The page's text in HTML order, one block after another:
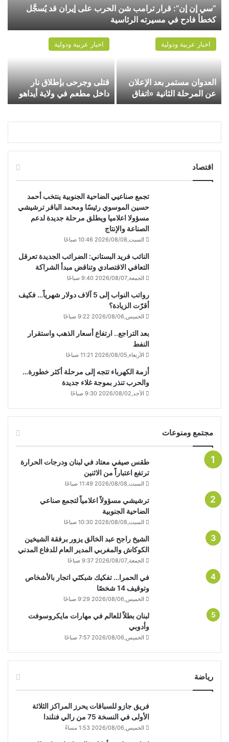
“سي إن إن”: قرار ترامب شن الحرب على إيران قد يُسجَّل
كخطأ فادح في مسيرته الرئاسية
اخبار عربية ودولية
العدوان مستمر بعد الإعلان
عن المرحلة الثانية «اتفاق
غزة»
اخبار عربية ودولية
قتلى وجرحى بإطلاق نار
داخل مطعم في ولاية أيداهو
الأميركية
اقتصاد
تجمع صناعيي الضاحية الجنوبية ينتخب أحمد
حسين الموسوي رئيسًا ومحمد الباقر ترشيشي
مسؤولا اعلاميا ويطلق مرحلة جديدة لدعم
الصناعة والإنتاج
السبت,2026/08/08 10:46 صباحًا
النائب فريد البستاني: الضرائب الجديدة تعرقل
التعافي الاقتصادي وتناقض مبدأ الشراكة
الجمعة,2026/08/07 9:40 صباحًا
رواتب النواب إلى 5 آلاف دولار شهرياً… فكيف
أقرّت الزيادة؟
الخميس,2026/08/06 9:22 صباحًا
بعد التراجع.. ارتفاع أسعار الذهب واستقرار
النفط
الأربعاء,2026/08/05 11:21 صباحًا
أزمة الكهرباء تتجه إلى مرحلة أكثر خطورة…
والحرب تنذر بموجة غلاء جديدة
الأحد,2026/08/02 9:30 صباحًا
مجتمع ومنوعات
طقس صيفي معتاد في لبنان ودرجات الحرارة
ترتفع اعتباراً من الاثنين
السبت,2026/08/08 11:49 صباحًا
ترشيشي مسؤولاً اعلامياً لتجمع صناعي
الضاحية الجنوبية
السبت,2026/08/08 10:30 صباحًا
الشيخ راجح عبد الخالق يزور برفقة الشيخين
الكوكاش والمغربي المدير العام للدفاع المدني
الجمعة,2026/08/07 9:37 صباحًا
في الحمرا… تفكيك شبكتَي اتجار بالأشخاص
وتوقيف 14 شخصًا
الخميس,2026/08/06 9:29 صباحًا
لبنان بطلاً للعالم في مهارات مايكروسوفت
وأدوبي
الخميس,2026/08/06 7:57 صباحًا
رياضة
فريق جازو للسباقات يحرز المراكز الثلاثة
الأولى في النسخة 75 من رالي فنلندا
الخميس,2026/08/06 1:53 مساءً